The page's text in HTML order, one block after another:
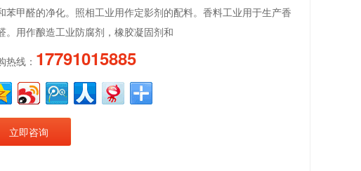
苯甲醛的净化。照相工业用作定影剂的配料。香料工业用于生产香
。用作酿造工业防腐剂，橡胶凝固剂和
热线： 17791015885
立即咨询